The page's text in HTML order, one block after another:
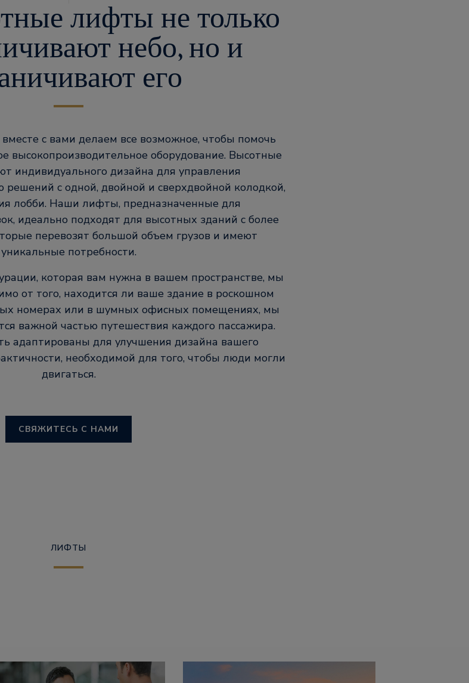
лифты не только
небо, но и
его
с вами делаем все возможное, чтобы помочь
высокопроизводительное оборудование. Высотные
индивидуального дизайна для управления
с одной, двойной и сверхдвойной колодкой,
лобби. Наши лифты, предназначенные для
идеально подходят для высотных зданий с более
перевозят большой объем грузов и имеют
уникальные потребности.
которая вам нужна в вашем пространстве, мы
от того, находится ли ваше здание в роскошном
номерах или в шумных офисных помещениях, мы
важной частью путешествия каждого пассажира.
адаптированы для улучшения дизайна вашего
необходимой для того, чтобы люди могли
двигаться.
СВЯЖИТЕСЬ С НАМИ
ЛИФТЫ